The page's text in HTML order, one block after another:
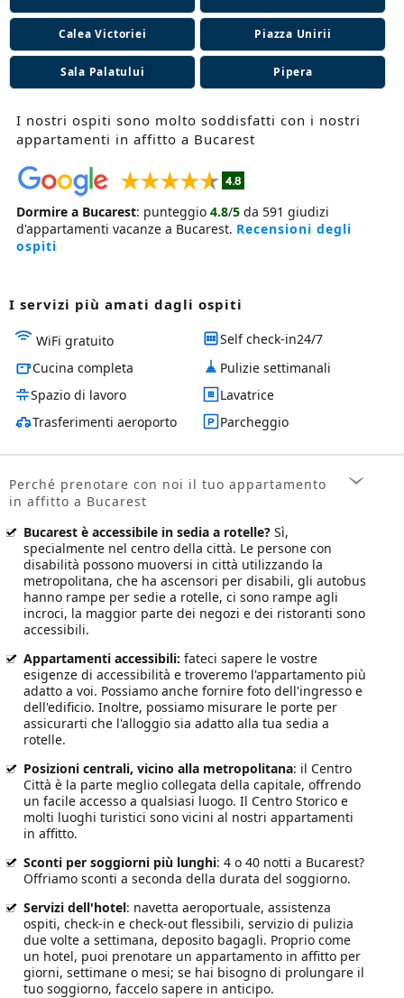
Calea Victoriei Piazza Unirii
Sala Palatului Pipera
I nostri ospiti sono molto soddisfatti con i nostri
appartamenti in affitto a Bucarest
Dormire a Bucarest: punteggio 4.8/5 da 591 giudizi
d'appartamenti vacanze a Bucarest. Recensioni degli
ospiti
I servizi più amati dagli ospiti
WiFi gratuito
Self check-in24/7
Cucina completa
Pulizie settimanali
Spazio di lavoro
Lavatrice
Trasferimenti aeroporto
Parcheggio
Perché prenotare con noi il tuo appartamento
in affitto a Bucarest
Bucarest è accessibile in sedia a rotelle? Sì,
specialmente nel centro della città. Le persone con
disabilità possono muoversi in città utilizzando la
metropolitana, che ha ascensori per disabili, gli autobus
hanno rampe per sedie a rotelle, ci sono rampe agli
incroci, la maggior parte dei negozi e dei ristoranti sono
accessibili.
Appartamenti accessibili: fateci sapere le vostre
esigenze di accessibilità e troveremo l'appartamento più
adatto a voi. Possiamo anche fornire foto dell'ingresso e
dell'edificio. Inoltre, possiamo misurare le porte per
assicurarti che l'alloggio sia adatto alla tua sedia a
rotelle.
Posizioni centrali, vicino alla metropolitana: il Centro
Città è la parte meglio collegata della capitale, offrendo
un facile accesso a qualsiasi luogo. Il Centro Storico e
molti luoghi turistici sono vicini al nostri appartamenti
in affitto.
Sconti per soggiorni più lunghi: 4 o 40 notti a Bucarest?
Offriamo sconti a seconda della durata del soggiorno.
Servizi dell'hotel: navetta aeroportuale, assistenza
ospiti, check-in e check-out flessibili, servizio di pulizia
due volte a settimana, deposito bagagli. Proprio come
un hotel, puoi prenotare un appartamento in affitto per
giorni, settimane o mesi; se hai bisogno di prolungare il
tuo soggiorno, faccelo sapere in anticipo.